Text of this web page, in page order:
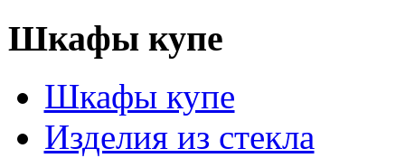
Шкафы купе
Шкафы купе
Изделия из стекла